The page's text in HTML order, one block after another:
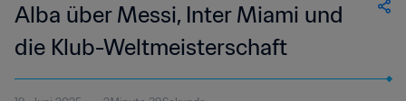
Alba über Messi, Inter Miami und
die Klub-Weltmeisterschaft